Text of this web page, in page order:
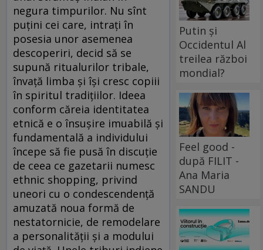
negura timpurilor. Nu sînt
puţini cei care, intraţi în
posesia unor asemenea
descoperiri, decid să se
supună ritualurilor tribale,
învaţă limba şi îşi cresc copiii
în spiritul tradiţiilor. Ideea
conform căreia identitatea
etnică e o însuşire imuabilă şi
fundamentală a individului
începe să fie pusă în discuţie
de ceea ce gazetarii numesc
ethnic shopping, privind
uneori cu o condescendenţă
amuzată noua formă de
nestatornicie, de remodelare
a personalităţii şi a modului
Putin și
Occidentul Al
treilea război
mondial?
Feel good -
după FILIT -
Ana Maria
SANDU